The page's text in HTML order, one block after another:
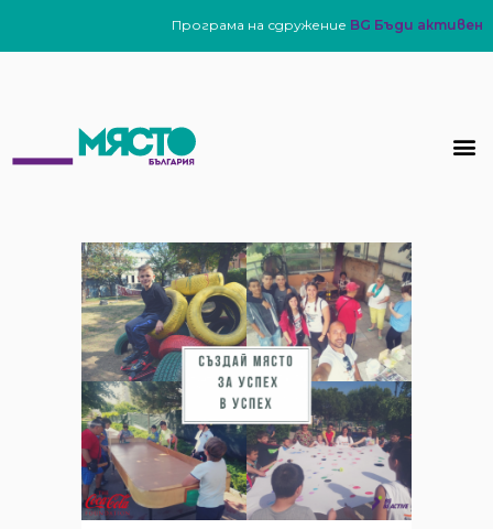
Програма на сдружение BG Бъди активен